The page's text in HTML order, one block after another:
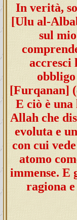
In verità,
[Ulu al-
sul
accresci
[Furqanan]
E ciò è
Allah che
evoluta e
con cui
atomo
immense. E
ragiona